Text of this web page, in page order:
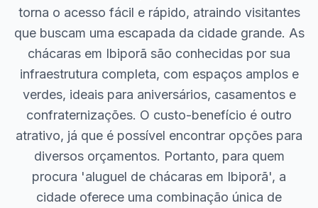
torna o acesso fácil e rápido, atraindo visitantes
que buscam uma escapada da cidade grande. As
chácaras em Ibiporã são conhecidas por sua
infraestrutura completa, com espaços amplos e
verdes, ideais para aniversários, casamentos e
confraternizações. O custo-benefício é outro
atrativo, já que é possível encontrar opções para
diversos orçamentos. Portanto, para quem
procura 'aluguel de chácaras em Ibiporã', a
cidade oferece uma combinação única de